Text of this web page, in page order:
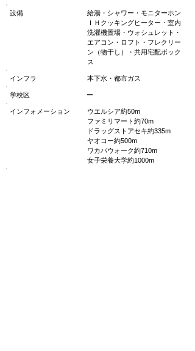
設備
給湯・シャワー・モニターホン
ＩＨクッキングヒーター・室内
洗濯機置場・ウォシュレット・
エアコン・ロフト・フレクリー
ン（物干し）・共用宅配ボック
ス
インフラ 本下水・都市ガス
学校区 ー
インフォメーション
ウエルシア約50m
ファミリマート約70m
ドラッグストアセキ約335m
ヤオコー約500m
ワカバウォーク約710m
女子栄養大学約1000m